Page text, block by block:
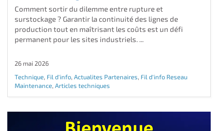
Comment sortir du dilemme entre rupture et
surstockage ? Garantir la continuité des lignes de
production tout en maîtrisant les coûts est un défi
permanent pour les sites industriels. ...
26 mai 2026
Technique, Fil d'info, Actualites Partenaires, Fil d'info Reseau
Maintenance, Articles techniques